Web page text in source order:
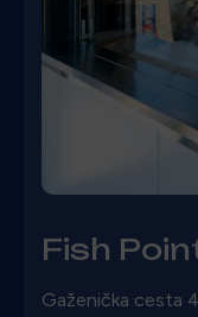
Fish
Gaženička cesta